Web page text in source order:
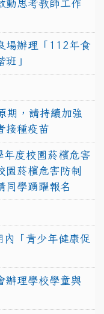
動思考教師工作
場辦理「112年食
」
期，請持續加強
接種疫苗
度校園菸檳危害
園菸檳危害防制
同學踴躍報名
「青少年健康促
辦理學校學童與